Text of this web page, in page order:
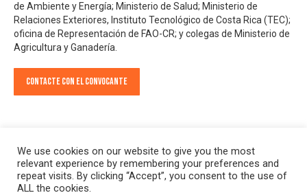
de Ambiente y Energía; Ministerio de Salud; Ministerio de
Relaciones Exteriores, Instituto Tecnológico de Costa Rica (TEC);
oficina de Representación de FAO-CR; y colegas de Ministerio de
Agricultura y Ganadería.
Contacte con el convocante
We use cookies on our website to give you the most
relevant experience by remembering your preferences and
repeat visits. By clicking “Accept”, you consent to the use of
ALL the cookies.